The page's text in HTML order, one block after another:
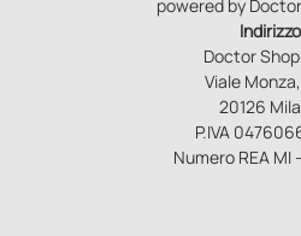
powered by
Indirizzo
Doctor Shop
Viale
20126
P.IVA
Numero REA MI